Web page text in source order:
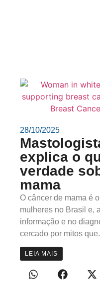
28/10/2025
explica o
verdade
mama
O câncer de mama é
mulheres no Brasil e,
informação e no
cercado por mitos
LEIA MAIS